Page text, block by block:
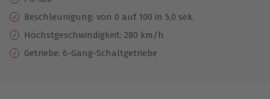
Beschleunigung: von 0 auf 100 in 5,0 sek.
Höchstgeschwindigkeit: 280 km/h
Getriebe: 6-Gang-Schaltgetriebe